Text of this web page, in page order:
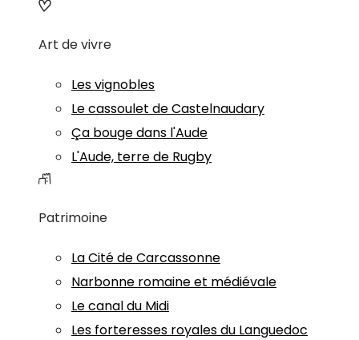
Art de vivre
Les vignobles
Le cassoulet de Castelnaudary
Ça bouge dans l'Aude
L'Aude, terre de Rugby
Patrimoine
La Cité de Carcassonne
Narbonne romaine et médiévale
Le canal du Midi
Les forteresses royales du Languedoc